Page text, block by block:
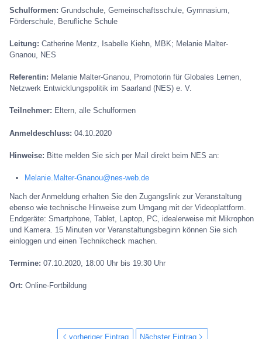
Schulformen: Grundschule, Gemeinschaftsschule, Gymnasium,
Förderschule, Berufliche Schule
Leitung: Catherine Mentz, Isabelle Kiehn, MBK; Melanie Malter-
Gnanou, NES
Referentin: Melanie Malter-Gnanou, Promotorin für Globales Lernen,
Netzwerk Entwicklungspolitik im Saarland (NES) e. V.
Teilnehmer: Eltern, alle Schulformen
Anmeldeschluss: 04.10.2020
Hinweise: Bitte melden Sie sich per Mail direkt beim NES an:
Melanie.Malter-Gnanou@nes-web.de
Nach der Anmeldung erhalten Sie den Zugangslink zur Veranstaltung
ebenso wie technische Hinweise zum Umgang mit der Videoplattform.
Endgeräte: Smartphone, Tablet, Laptop, PC, idealerweise mit Mikrophon
und Kamera. 15 Minuten vor Veranstaltungsbeginn können Sie sich
einloggen und einen Technikcheck machen.
Termine: 07.10.2020, 18:00 Uhr bis 19:30 Uhr
Ort: Online-Fortbildung
vorheriger Eintrag Nächster Eintrag